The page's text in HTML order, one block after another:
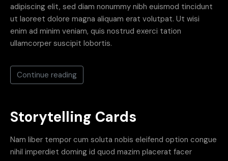
adipiscing elit, sed diam nonummy nibh euismod tincidunt
ut laoreet dolore magna aliquam erat volutpat. Ut wisi
enim ad minim veniam, quis nostrud exerci tation
ullamcorper suscipit lobortis.
Continue reading
Storytelling Cards
Nam liber tempor cum soluta nobis eleifend option congue
nihil imperdiet doming id quod mazim placerat facer